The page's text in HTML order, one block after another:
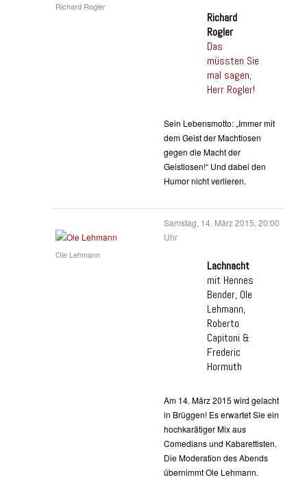
Richard Rogler
Richard
Rogler
Das
müssten Sie
mal sagen,
Herr Rogler!
Sein Lebensmotto: „Immer mit
dem Geist der Machtlosen
gegen die Macht der
Geistlosen!“ Und dabei den
Humor nicht verlieren.
Ole Lehmann
Samstag, 14. März 2015, 20:00
Uhr
Lachnacht
mit Hennes
Bender, Ole
Lehmann,
Roberto
Capitoni &
Frederic
Hormuth
Am 14. März 2015 wird gelacht
in Brüggen! Es erwartet Sie ein
hochkarätiger Mix aus
Comedians und Kabarettisten.
Die Moderation des Abends
übernimmt Ole Lehmann.